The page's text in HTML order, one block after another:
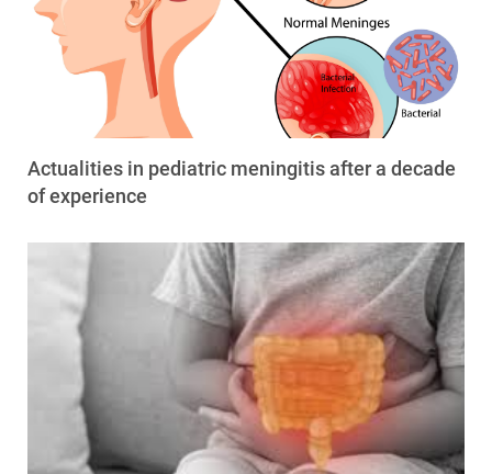
Actualities in pediatric meningitis after a decade
of experience